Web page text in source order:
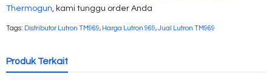
Thermogun, kami tunggu order Anda
Tags: Distributor Lutron TM969, Harga Lutron 969,Jual Lutron TM969
Produk Terkait